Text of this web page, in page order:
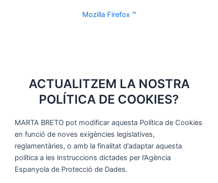
Mozilla Firefox ™
ACTUALITZEM LA NOSTRA
POLÍTICA DE COOKIES?
MARTA BRETO pot modificar aquesta Política de Cookies
en funció de noves exigències legislatives,
reglamentàries, o amb la finalitat d’adaptar aquesta
política a les instruccions dictades per l’Agència
Espanyola de Protecció de Dades.